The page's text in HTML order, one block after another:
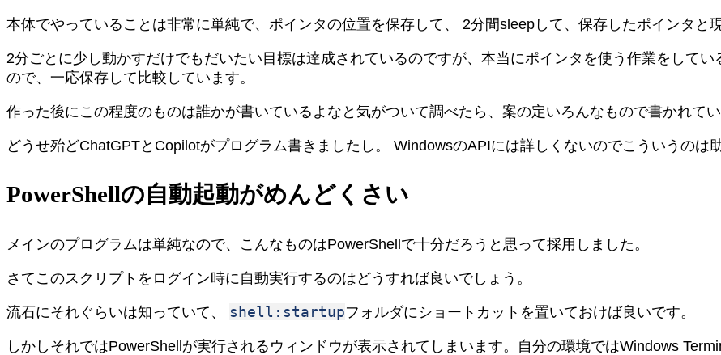
本体でやっていることは非常に単純で、ポインタの位置を保存して、 2分間sleepして、保存したポインタと
2分ごとに少し動かすだけでもだいたい目標は達成されているのですが、本当にポインタを使う作業をして
ので、一応保存して比較しています。
作った後にこの程度のものは誰かが書いているよなと気がついて調べたら、案の定いろんなもので書かれて
どうせ殆どChatGPTとCopilotがプログラム書きましたし。 WindowsのAPIには詳しくないのでこういうのは
PowerShellの自動起動がめんどくさい
メインのプログラムは単純なので、こんなものはPowerShellで十分だろうと思って採用しました。
さてこのスクリプトをログイン時に自動実行するのはどうすれば良いでしょう。
流石にそれぐらいは知っていて、 shell:startupフォルダにショートカットを置いておけば良いです。
しかしそれではPowerShellが実行されるウィンドウが表示されてしまいます。自分の環境ではWindows